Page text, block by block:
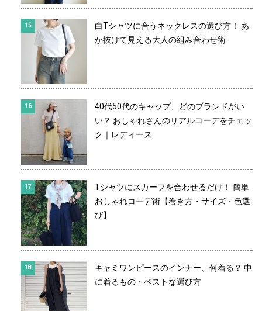
白Tシャツに合うネックレスの選び方！ あ
か抜けて見える大人の組み合わせ術
40代50代のキャップ、どのブランドがい
い？ おしゃれさんのリアルコーデをチェッ
ク｜レディース
Tシャツにスカーフを合わせるだけ！ 簡単
おしゃれコーデ術【巻き方・サイズ・色選
び】
キャミワンピースのインナー、何着る？ 中
に着るもの・ベストな選び方